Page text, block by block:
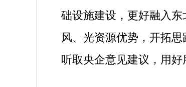
础设施建设，更好融入
风、光资源优势，开拓
听取央企意见建议，用